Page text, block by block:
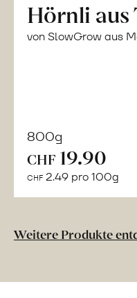
Hörnli
von SlowGrow aus
800g
CHF 19.90
CHF 2.49 pro 100g
Weitere Produkte